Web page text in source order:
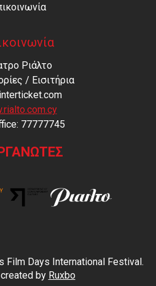
Ριάλτο
/ Εισιτήρια
77777745
Film Days International Festival.
by Ruxbo